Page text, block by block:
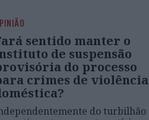
sentido manter o
de suspensão
do processo
crimes de violência
do turbilhão